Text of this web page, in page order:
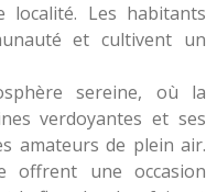
localité. Les habitants
et cultivent un
sereine, où la
verdoyantes et ses
amateurs de plein air.
offrent une occasion